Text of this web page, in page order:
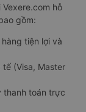
hỗ
gồm:
tiện lợi và
(Visa, Master
thanh toán trực